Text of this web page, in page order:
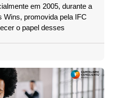
em 2005, durante a
Wins, promovida pela IFC
o papel desses